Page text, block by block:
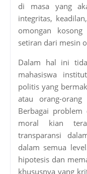
di masa yang
integritas,
omongan
setiran dari mesin
Dalam hal ini
mahasiswa
politis yang
atau orang-
Berbagai problem
moral kian
transparansi
dalam semua
hipotesis dan
khususnya yang